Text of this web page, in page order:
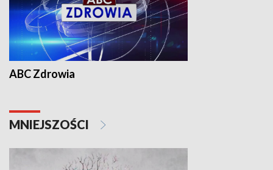
ABC Zdrowia
MNIEJSZOŚCI